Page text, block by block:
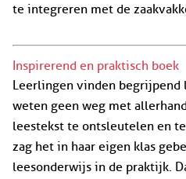
te integreren met de
Inspirerend en praktisch boek
Leerlingen vinden begrijpend
weten geen weg met
leestekst te ontsleutelen en
zag het in haar eigen klas
leesonderwijs in de praktijk.